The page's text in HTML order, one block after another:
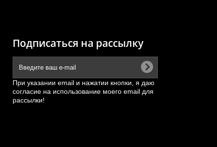
Подписаться на рассылку
При указании email и нажатии кнопки, я даю
согласие на использование моего email для
рассылки!